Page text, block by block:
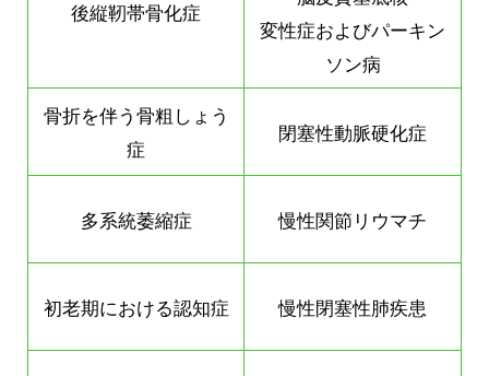
後縦靭帯骨化症
変性症およびパーキン
ソン病
骨折を伴う骨粗しょう
症
閉塞性動脈硬化症
多系統萎縮症 慢性関節リウマチ
初老期における認知症 慢性閉塞性肺疾患